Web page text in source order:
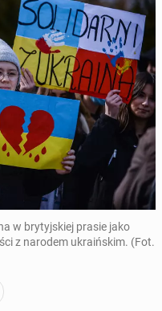
w brytyjskiej prasie jako
z narodem ukraińskim. (Fot.